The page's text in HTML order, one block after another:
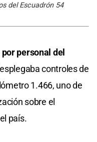
del Escuadrón 54
personal del
controles de
1.466, uno de
sobre el
país.